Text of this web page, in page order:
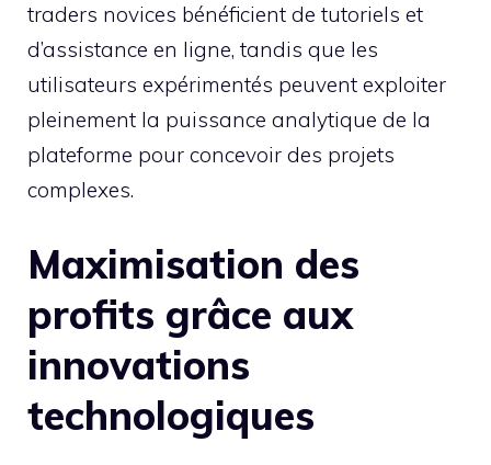
traders novices bénéficient de tutoriels et
d’assistance en ligne, tandis que les
utilisateurs expérimentés peuvent exploiter
pleinement la puissance analytique de la
plateforme pour concevoir des projets
complexes.
Maximisation des
profits grâce aux
innovations
technologiques